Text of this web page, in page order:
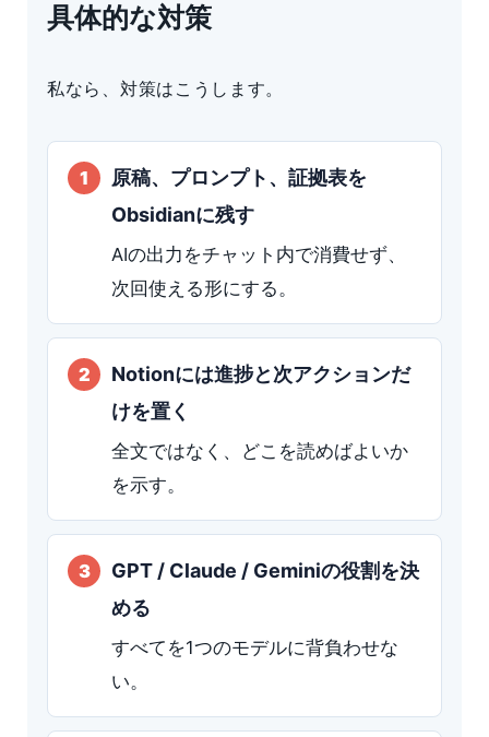
具体的な対策
私なら、対策はこうします。
原稿、プロンプト、証拠表を
Obsidianに残す
AIの出力をチャット内で消費せず、
次回使える形にする。
Notionには進捗と次アクションだ
けを置く
全文ではなく、どこを読めばよいか
を示す。
GPT / Claude / Geminiの役割を決
める
すべてを1つのモデルに背負わせな
い。